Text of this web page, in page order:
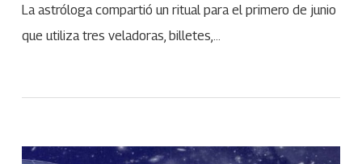
La astróloga compartió un ritual para el primero de junio
que utiliza tres veladoras, billetes,…